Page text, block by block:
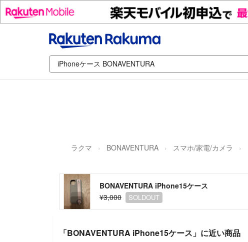
ラクマ BONAVENTURA スマホ/家電/カメラ
BONAVENTURA iPhone15ケース
¥3,000
SOLDOUT
「BONAVENTURA iPhone15ケース」に近い商品